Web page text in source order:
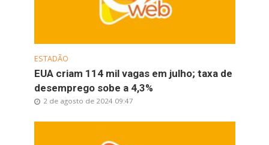
ESTADÃO
EUA criam 114 mil vagas em julho; taxa de
desemprego sobe a 4,3%
2 de agosto de 2024 09:47